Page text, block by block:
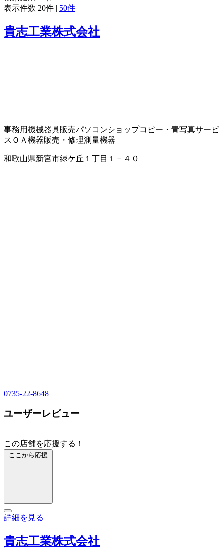
表示件数 20件 | 50件
貴志工業株式会社
事務用機械器具販売パソコンショップコピー・青写真サービ
ス ＯＡ機器販売・修理測量機器
和歌山県新宮市緑ケ丘１丁目１－４０
0735-22-8648
ユーザーレビュー
この店舗を応援する！
ここから応援
詳細を見る
貴志工業株式会社